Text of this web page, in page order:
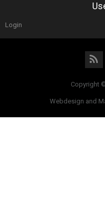
Login
Copyright
Webdesign and